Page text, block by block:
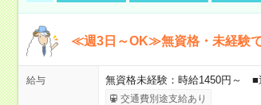
≪週3日～OK≫無資格・未経験で
給与 無資格未経験：時給1450円～
交通費別途支給あり